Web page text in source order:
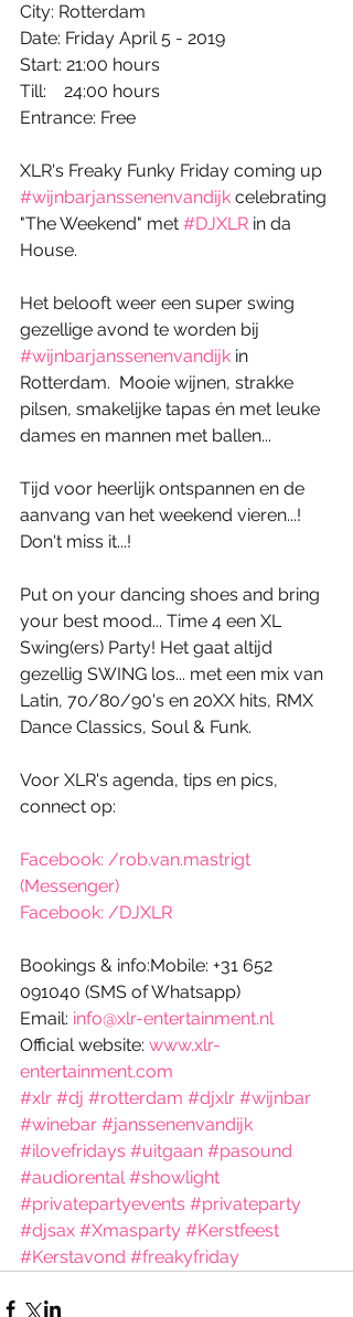
City: Rotterdam
Date: Friday April 5 - 2019
Start: 21:00 hours
Till:    24:00 hours
Entrance: Free
XLR's Freaky Funky Friday coming up
#wijnbarjanssenenvandijk celebrating
"The Weekend" met #DJXLR in da
House.
Het belooft weer een super swing
gezellige avond te worden bij
#wijnbarjanssenenvandijk in
Rotterdam.  Mooie wijnen, strakke
pilsen, smakelijke tapas én met leuke
dames en mannen met ballen...
Tijd voor heerlijk ontspannen en de
aanvang van het weekend vieren...!
Don't miss it...!
Put on your dancing shoes and bring
your best mood... Time 4 een XL
Swing(ers) Party! Het gaat altijd
gezellig SWING los... met een mix van
Latin, 70/80/90's en 20XX hits, RMX
Dance Classics, Soul & Funk.
Voor XLR's agenda, tips en pics,
connect op:
Facebook: /rob.van.mastrigt
(Messenger)
Facebook: /DJXLR
Bookings & info:Mobile: +31 652
091040 (SMS of Whatsapp)
Email: info@xlr-entertainment.nl
Official website: www.xlr-
entertainment.com
#xlr #dj #rotterdam #djxlr #wijnbar
#winebar #janssenenvandijk
#ilovefridays #uitgaan #pasound
#audiorental #showlight
#privatepartyevents #privateparty
#djsax #Xmasparty #Kerstfeest
#Kerstavond #freakyfriday